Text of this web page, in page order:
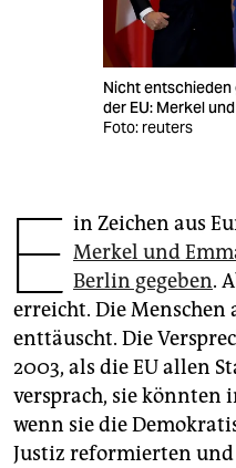
veranstaltungen
fragen & hilfe
genossenschaft
epaper login
Nicht entschieden
der EU: Merkel
Foto: reuters
E in Zeichen aus
Merkel und
Berlin gegeben.
erreicht. Die
enttäuscht. Die
2003, als die EU allen
versprach, sie könnten
wenn sie die
Justiz reformierten